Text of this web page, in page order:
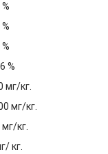
%
мг/кг.
мг/кг.
мг/кг.
кг.